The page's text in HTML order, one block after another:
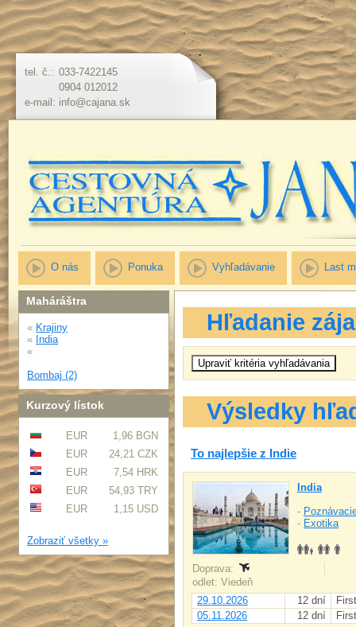
tel. č.: 033-7422145
0904 012012
e-mail: info@cajana.sk
O nás Ponuka Vyhľadávanie Last
Maháráštra
« Krajiny
« India
«
Bombaj (2)
Kurzový lístok
EUR
1,96 BGN
EUR
24,21 CZK
EUR
7,54 HRK
EUR
54,93 TRY
EUR
1,15 USD
Zobraziť všetky »
Hľadanie
Výsledky
To najlepšie z Indie
India
-
- Exotika
Doprava:
odlet: Viedeň
29.10.2026
12 dní
05.11.2026
12 dní